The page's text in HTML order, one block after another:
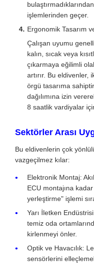
işlemlerinden geçer.
Ergonomik Tasarım
Çalışan uyumu
kalın, sıcak veya
çıkarmaya eğilimli
artırır. Bu
örgü tasarıma
dağılımına izin
8 saatlik vardiyalar
Sektörler Arası
Bu eldivenlerin çok
vazgeçilmez kılar:
Elektronik Montaj:
ECU montajına
yerleştirme" işlemi
Yarı İletken
temiz oda
kirlenmeyi önler.
Optik ve Havacılık:
sensörlerini